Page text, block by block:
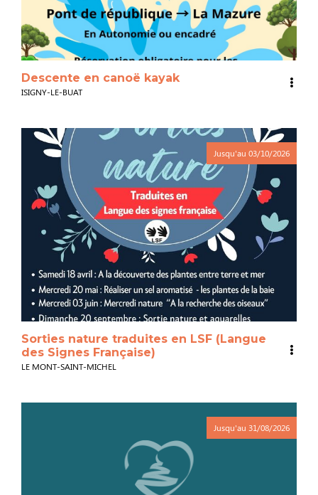
Descente en canoë kayak
ISIGNY-LE-BUAT
Jusqu'au 03/10/2026
Sorties nature traduites en LSF (Langue
des Signes Française)
LE MONT-SAINT-MICHEL
Jusqu'au 31/08/2026